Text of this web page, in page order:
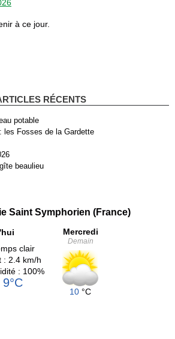
à ce jour.
RÉCENTS
potable
les Fosses de la Gardette
beaulieu
Saint Symphorien (France)
clair
: 2.4 km/h
: 100%
9°C
Mercredi
Demain
10 °C